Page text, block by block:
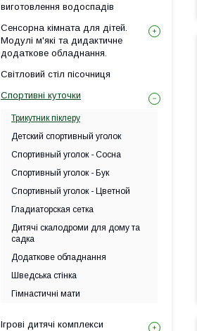
виготовлення водоспадів
Сенсорна кімната для дітей.
Модулі м'які та дидактичне
додаткове обладнання.
Світловий стіл пісочниця
Спортивні куточки
Трикутник піклеру
Детский спортивный уголок
Спортивный уголок - Сосна
Спортивный уголок - Бук
Спортивный уголок - Цветной
Гладиаторская сетка
Дитячі скалодроми для дому та
садка
Додаткове обладнання
Шведська стінка
Гімнастичні мати
Ігрові дитячі комплекси